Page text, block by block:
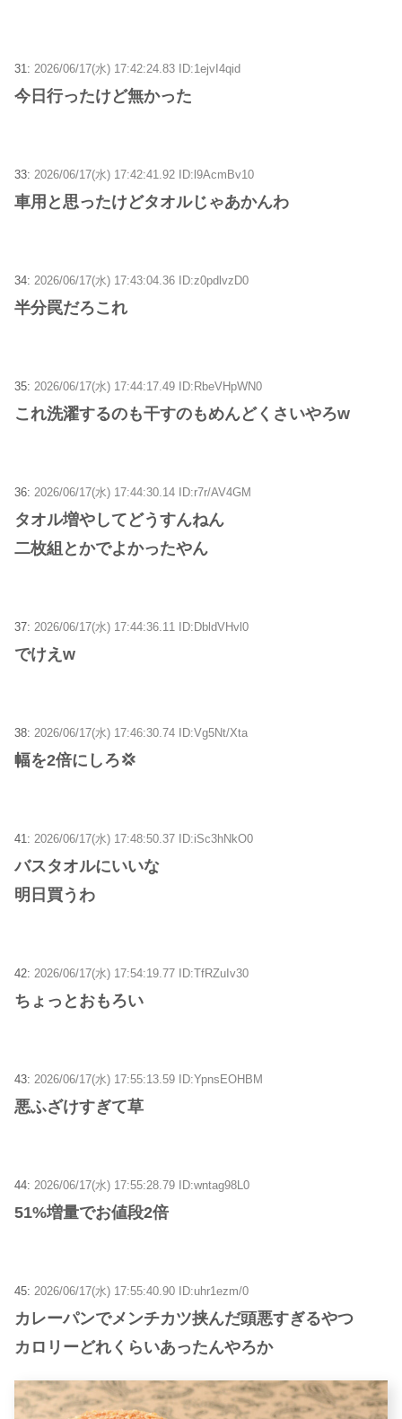
31: 2026/06/17(水) 17:42:24.83 ID:1ejvI4qid
今日行ったけど無かった
33: 2026/06/17(水) 17:42:41.92 ID:l9AcmBv10
車用と思ったけどタオルじゃあかんわ
34: 2026/06/17(水) 17:43:04.36 ID:z0pdlvzD0
半分罠だろこれ
35: 2026/06/17(水) 17:44:17.49 ID:RbeVHpWN0
これ洗濯するのも干すのもめんどくさいやろw
36: 2026/06/17(水) 17:44:30.14 ID:r7r/AV4GM
タオル増やしてどうすんねん
二枚組とかでよかったやん
37: 2026/06/17(水) 17:44:36.11 ID:DbldVHvl0
でけえw
38: 2026/06/17(水) 17:46:30.74 ID:Vg5Nt/Xta
幅を2倍にしろ💢
41: 2026/06/17(水) 17:48:50.37 ID:iSc3hNkO0
バスタオルにいいな
明日買うわ
42: 2026/06/17(水) 17:54:19.77 ID:TfRZuIv30
ちょっとおもろい
43: 2026/06/17(水) 17:55:13.59 ID:YpnsEOHBM
悪ふざけすぎて草
44: 2026/06/17(水) 17:55:28.79 ID:wntag98L0
51%増量でお値段2倍
45: 2026/06/17(水) 17:55:40.90 ID:uhr1ezm/0
カレーパンでメンチカツ挟んだ頭悪すぎるやつ
カロリーどれくらいあったんやろか